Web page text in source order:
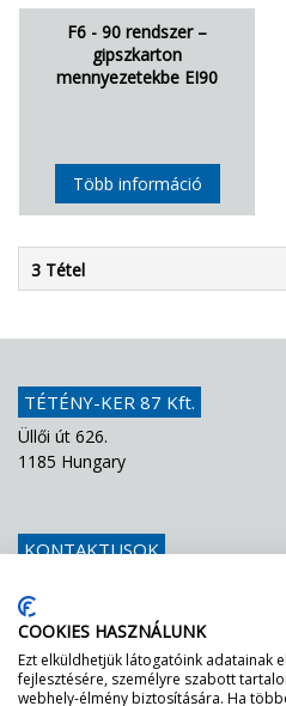
F6 - 90 rendszer –
gipszkarton
mennyezetekbe EI90
Több információ
3 Tétel
TÉTÉNY-KER 87 Kft.
Üllői út 626.
1185 Hungary
KONTAKTUSOK
E-mail
AZ FF – NEK
COOKIES HASZNÁLUNK
Ezt elküldhetjük látogatóink adatainak
fejlesztésére, személyre szabott
webhely-élmény biztosítására. Ha